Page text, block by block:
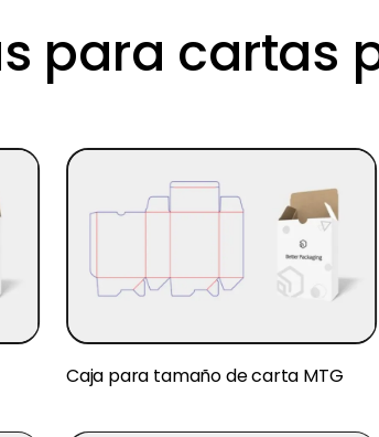
para cartas
Caja para tamaño de carta MTG